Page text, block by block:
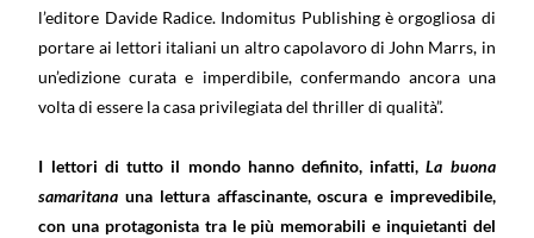
l’editore Davide Radice. Indomitus Publishing è orgogliosa di
portare ai lettori italiani un altro capolavoro di John Marrs, in
un’edizione curata e imperdibile, confermando ancora una
volta di essere la casa privilegiata del thriller di qualità”.
I lettori di tutto il mondo hanno definito, infatti,La buona
samaritana una lettura affascinante, oscura e imprevedibile,
con una protagonista tra le più memorabili e inquietanti del